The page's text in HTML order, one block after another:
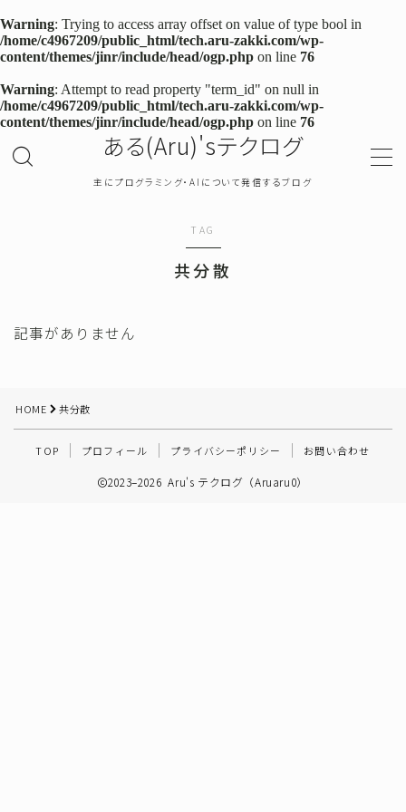
Warning: Trying to access array offset on value of type bool in
/home/c4967209/public_html/tech.aru-zakki.com/wp-
content/themes/jinr/include/head/ogp.php on line 76
Warning: Attempt to read property "term_id" on null in
/home/c4967209/public_html/tech.aru-zakki.com/wp-
content/themes/jinr/include/head/ogp.php on line 76
ある(Aru)'sテクログ
主にプログラミング・AIについて発信するブログ
MENU
TOP
プライバシーポリシー
プログラミング
その他
TAG
共分散
記事がありません
HOME 共分散
TOP プロフィール プライバシーポリシー お問い合わせ
2023–2026 Aru's テクログ（Aruaru0）